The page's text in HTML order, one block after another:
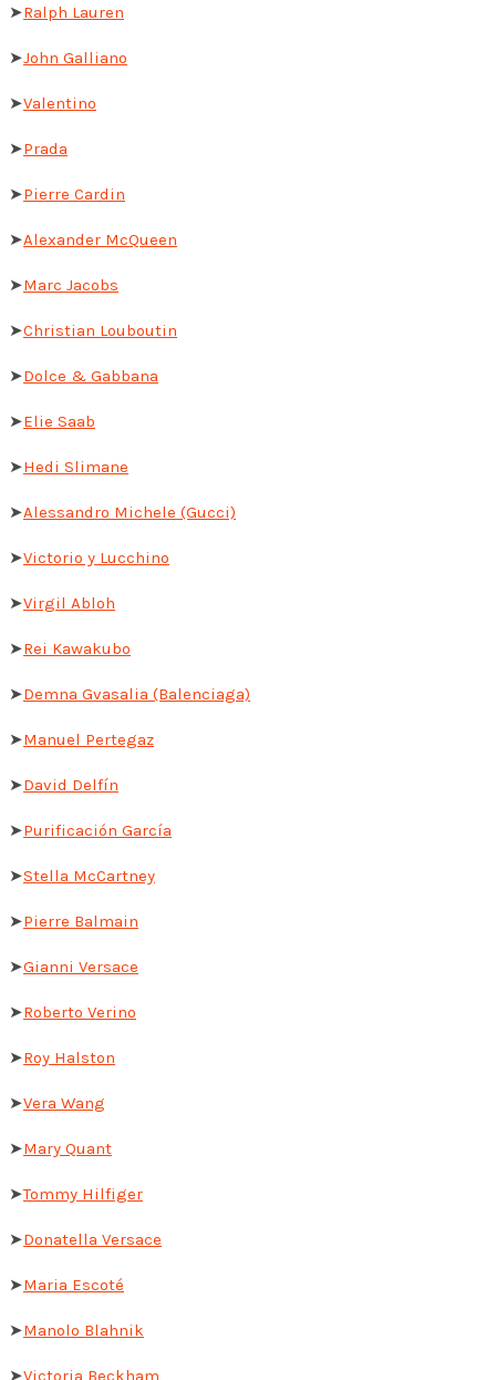
➤Ralph Lauren
➤John Galliano
➤Valentino
➤Prada
➤Pierre Cardin
➤Alexander McQueen
➤Marc Jacobs
➤Christian Louboutin
➤Dolce & Gabbana
➤Elie Saab
➤Hedi Slimane
➤Alessandro Michele (Gucci)
➤Victorio y Lucchino
➤Virgil Abloh
➤Rei Kawakubo
➤Demna Gvasalia (Balenciaga)
➤Manuel Pertegaz
➤David Delfín
➤Purificación García
➤Stella McCartney
➤Pierre Balmain
➤Gianni Versace
➤Roberto Verino
➤Roy Halston
➤Vera Wang
➤Mary Quant
➤Tommy Hilfiger
➤Donatella Versace
➤Maria Escoté
➤Manolo Blahnik
➤Victoria Beckham